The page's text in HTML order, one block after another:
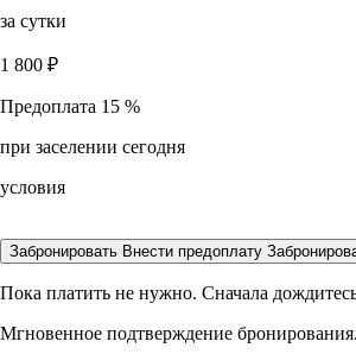
за сутки
1 800 ₽
Предоплата 15 %
при заселении сегодня
условия
Забронировать Внести предоплату
Пока платить не нужно. Сначала
Мгновенное подтверждение